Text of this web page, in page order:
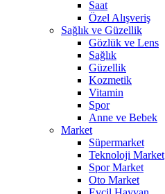
Saat
Özel Alışveriş
Sağlık ve Güzellik
Gözlük ve Lens
Sağlık
Güzellik
Kozmetik
Vitamin
Spor
Anne ve Bebek
Market
Süpermarket
Teknoloji Market
Spor Market
Oto Market